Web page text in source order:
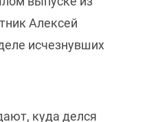
Алексей
исчезнувших
куда делся